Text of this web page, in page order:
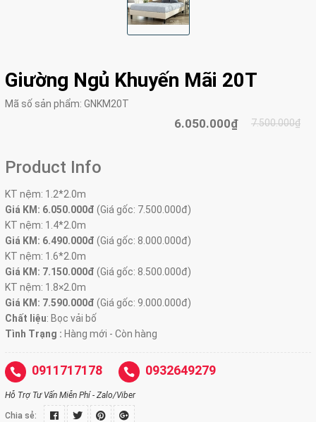
Giường Ngủ Khuyến Mãi 20T
Mã số sản phẩm: GNKM20T
6.050.000₫ 7.500.000₫
Product Info
KT nệm: 1.2*2.0m
Giá KM: 6.050.000đ (Giá gốc: 7.500.000đ)
KT nệm: 1.4*2.0m
Giá KM: 6.490.000đ (Giá gốc: 8.000.000đ)
KT nệm: 1.6*2.0m
Giá KM: 7.150.000đ (Giá gốc: 8.500.000đ)
KT nệm: 1.8×2.0m
Giá KM: 7.590.000đ (Giá gốc: 9.000.000đ)
Chất liệu: Bọc vải bố
Tình Trạng : Hàng mới - Còn hàng
0911717178 0932649279
Hỗ Trợ Tư Vấn Miễn Phí - Zalo/Viber
Chia sẻ: